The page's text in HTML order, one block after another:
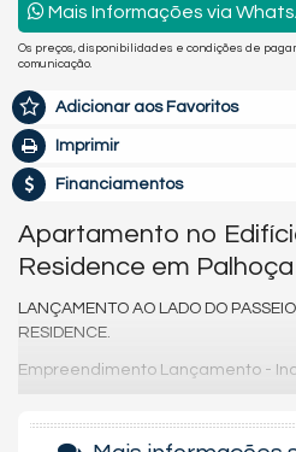
Mais Informações via
Os preços, disponibilidades e condições de
comunicação.
Adicionar aos Favoritos
Imprimir
Financiamentos
Apartamento no
Residence em Palhoça
LANÇAMENTO AO LADO DO
RESIDENCE.
Empreendimento Lançamento -
1 e 2 vagas